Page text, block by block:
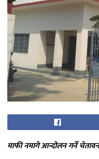
माफी नमागे आन्दोलन गर्ने